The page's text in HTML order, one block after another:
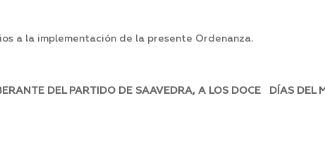
a la implementación de la presente Ordenanza.
DEL PARTIDO DE SAAVEDRA, A LOS DOCE DÍAS DEL